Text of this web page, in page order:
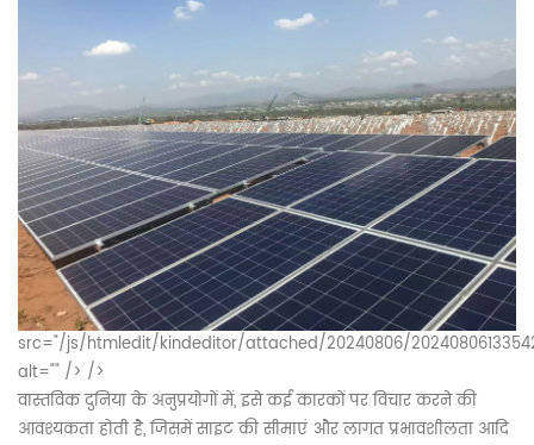
src="/js/htmledit/kindeditor/attached/20240806/
alt="" /> />
वास्तविक दुनिया के अनुप्रयोगों में, इसे कई कारकों पर विचार करने की
आवश्यकता होती है, जिसमेंसाइट कीसीमाएं और लागत प्रभावशीलता आदि